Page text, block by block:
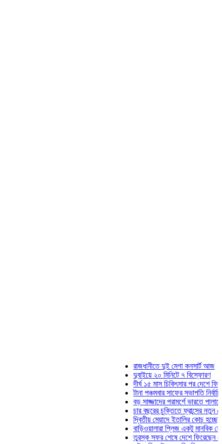
রাজধানীতে দুই মেগা কনসার্ট আজ
দুবাইয়ে ২০ মিনিটে ৭ বিস্ফোরণ
দীর্ঘ ১৫ মাস চিকিৎসার পর দেশে ফিরলেন
টানা পঞ্চমবার সাফের সভাপতি নির্বাচিত
বড় সাজ্জাদের পরামর্শে ভারতে পালাতে
চার বছরের চুক্তিতে ফ্রান্সের নতুন কোচ
দ্বিতীয় মেয়াদে ইতালির কোচ হচ্ছেন
বাড়িওয়ালারা প্লিজ একটু মানবিক হোন:
তুরস্ক সফর শেষে দেশে ফিরেছেন